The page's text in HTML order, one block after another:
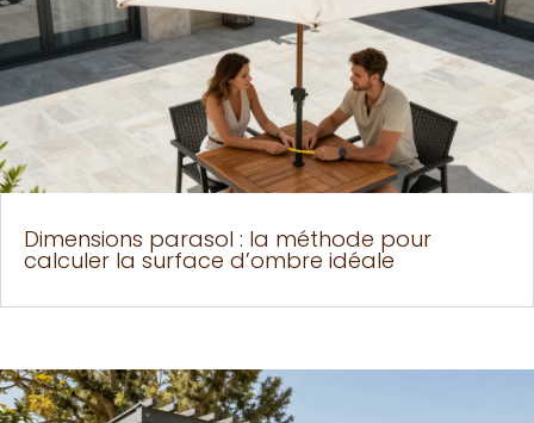
Dimensions parasol : la méthode pour
calculer la surface d’ombre idéale